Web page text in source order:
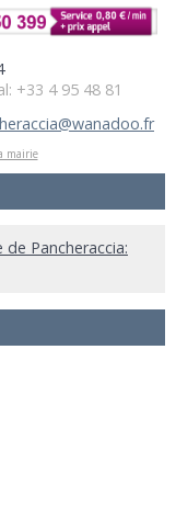
+33 4 95 48 81
mairie
Pancheraccia: